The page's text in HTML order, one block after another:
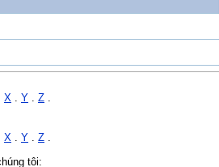
X . Y . Z .
X Y Z
tôi: